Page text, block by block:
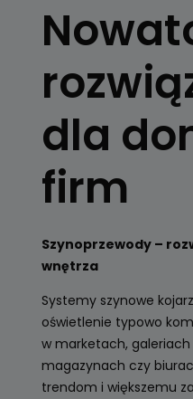
dla
firm
Szynoprzewody –
wnętrza
Systemy szynowe
oświetlenie typowo
w marketach,
magazynach czy
trendom i większemu